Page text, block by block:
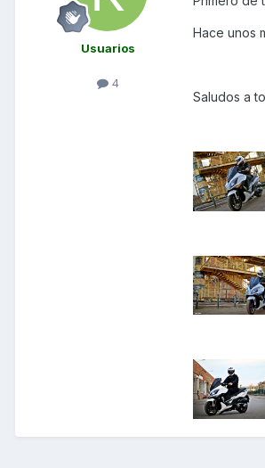
Usuarios
4
Hace unos
Saludos a